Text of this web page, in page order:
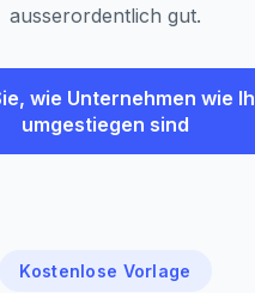
ausserordentlich gut.
wie Unternehmen wie
umgestiegen sind
Kostenlose Vorlage